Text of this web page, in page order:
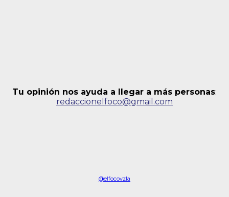
Tu opinión nos ayuda a llegar a más personas:
redaccionelfoco@gmail.com
@elfocovzla